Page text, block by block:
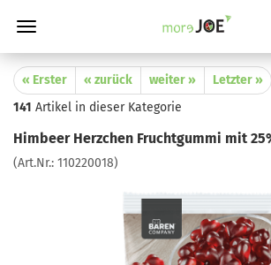
« Erster « zurück weiter »
Letzter »
141 Artikel in dieser Kategorie
Himbeer Herzchen Fruchtgummi mit
(Art.Nr.: 110220018)